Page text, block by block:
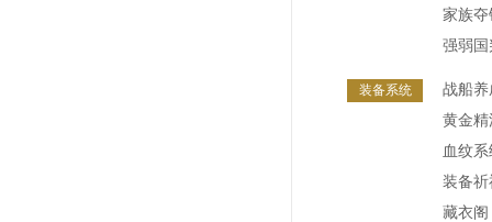
家族夺
强弱国
装备系统
战船
黄金精
血纹系
装备祈
藏衣阁